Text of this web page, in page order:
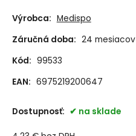
Výrobca: Medispo
Záručná doba: 24 mesiacov
Kód: 99533
EAN: 6975219200647
Dostupnosť: na sklade